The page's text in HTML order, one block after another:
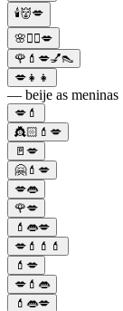
🕯️👹💋
🌸🧛‍♀️💋
🌹💄💋💅👠
💋👧👧
— beije as meninas
💋💄
👸🏻💄💋
🚪💋
🤗💄💋
💋👄
🌹💋
💄👄💋
💋💄💄💄
💄💋
💋💄👄
💄👄💋